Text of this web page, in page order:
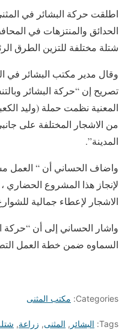
اطلقت حركة البشائر في
شتلة مختلفة للتزين الطرق
وقال مدير مكتب البشائر في
تصريح إن “حركة البشائر
من الاشجار المختلفة على
المدينة”.
واضاف الحساني أن “ العمل
لإنجاز هذا المشروع الحضاري
الاشجار لإعطاء جمالية
واشار الحساني إلى أن “حركة
السماوه ضمن خطة العمل
Categories: مكتب المثنى
Tags: البشائر , المثنى, زراعة,